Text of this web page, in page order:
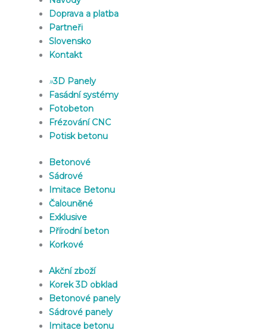
Doprava a platba
Partneři
Slovensko
Kontakt
»3D Panely
Fasádní systémy
Fotobeton
Frézování CNC
Potisk betonu
Betonové
Sádrové
Imitace Betonu
Čalouněné
Exklusive
Přírodní beton
Korkové
Akční zboží
Korek 3D obklad
Betonové panely
Sádrové panely
Imitace betonu